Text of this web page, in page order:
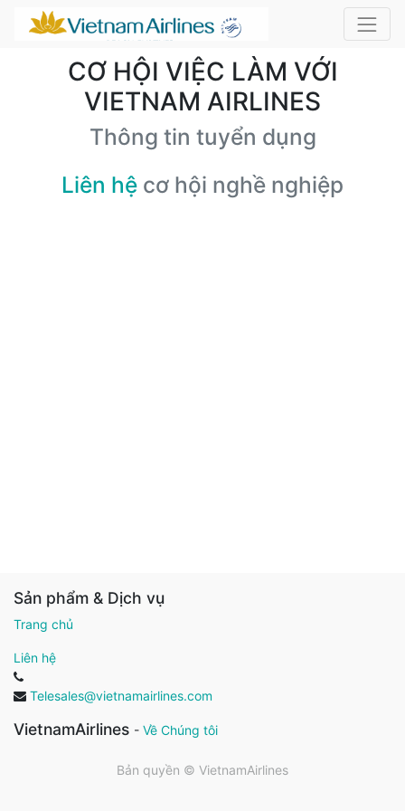
CƠ HỘI VIỆC LÀM VỚI
VIETNAM AIRLINES
Thông tin tuyển dụng
Liên hệ cơ hội nghề nghiệp
Sản phẩm & Dịch vụ
Trang chủ
Liên hệ
Telesales@vietnamairlines.com
VietnamAirlines - Về Chúng tôi
Bản quyền © VietnamAirlines